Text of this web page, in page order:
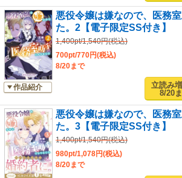
作品紹介
悪役令嬢は嫌なので、医務
た。2【電子限定SS付き】
1,400pt/1,540円(税込)
700pt/770円(税込)
8/20まで
立読み
8/20
悪役令嬢は嫌なので、医務
た。3【電子限定SS付き】
1,400pt/1,540円(税込)
980pt/1,078円(税込)
8/20まで